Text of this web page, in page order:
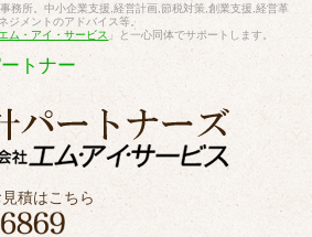
務所。中小企業支援,経営計画,節税対策,創業支援,経営革
ジメントのアドバイス等。
ム・アイ・サービス 」と一心同体でサポートします。
トナー
積はこちら